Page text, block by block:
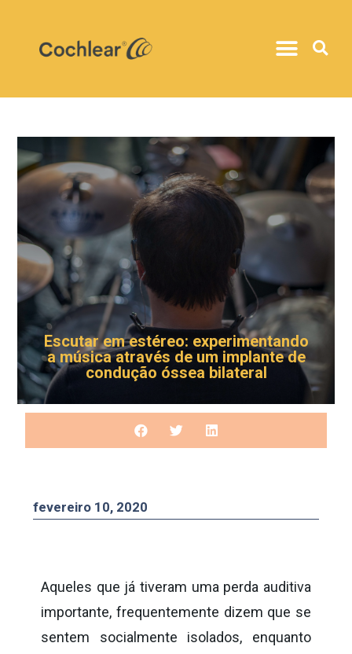
Escutar em estéreo: experimentando
a música através de um implante de
condução óssea bilateral
fevereiro 10, 2020
Aqueles que já tiveram uma perda auditiva
importante, frequentemente dizem que se
sentem socialmente isolados, enquanto